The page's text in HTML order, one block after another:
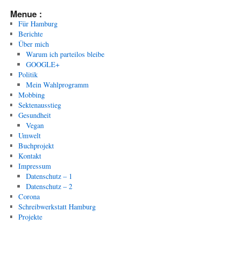
Menue :
Für Hamburg
Berichte
Über mich
Warum ich parteilos bleibe
GOOGLE+
Politik
Mein Wahlprogramm
Mobbing
Sektenausstieg
Gesundheit
Vegan
Umwelt
Buchprojekt
Kontakt
Impressum
Datenschutz – 1
Datenschutz – 2
Corona
Schreibwerkstatt Hamburg
Projekte